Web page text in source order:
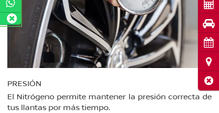
PRESIÓN
El Nitrógeno permite mantener la presión correcta de
tus llantas por más tiempo.